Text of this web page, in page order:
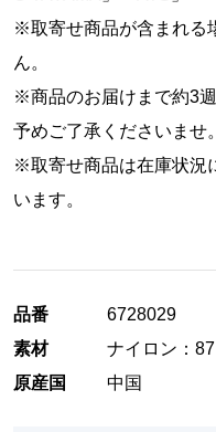
※取寄せ商品が含まれる
ん。
※商品のお届けまで約3
予めご了承くださいませ。
※取寄せ商品は在庫状況
います。
品番
6728029
素材
ナイロン：
原産国
中国